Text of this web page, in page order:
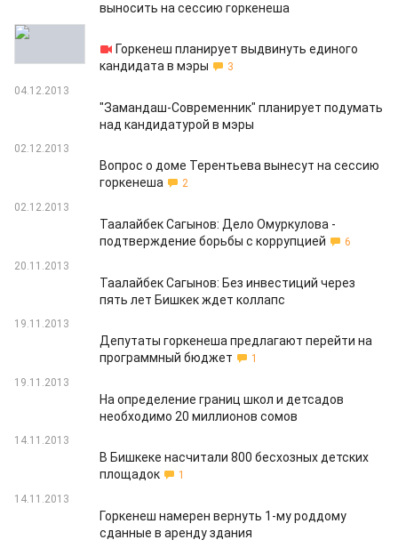
выносить на сессию горкенеша
04.12.2013
Горкенеш планирует выдвинуть единого
кандидата в мэры
3
04.12.2013
"Замандаш-Современник" планирует подумать
над кандидатурой в мэры
02.12.2013
Вопрос о доме Терентьева вынесут на сессию
горкенеша
2
02.12.2013
Таалайбек Сагынов: Дело Омуркулова -
подтверждение борьбы с коррупцией
6
20.11.2013
Таалайбек Сагынов: Без инвестиций через
пять лет Бишкек ждет коллапс
19.11.2013
Депутаты горкенеша предлагают перейти на
программный бюджет
1
19.11.2013
На определение границ школ и детсадов
необходимо 20 миллионов сомов
14.11.2013
В Бишкеке насчитали 800 бесхозных детских
площадок
1
14.11.2013
Горкенеш намерен вернуть 1-му роддому
сданные в аренду здания